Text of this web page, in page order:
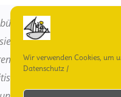
Wir verwenden Cookies, um
Datenschutz /
Bis die Sterne
Historisch befinden
der
und gesellschaftliche